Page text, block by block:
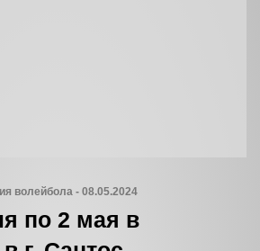
волейбола - 08.05.2024
по 2 мая в